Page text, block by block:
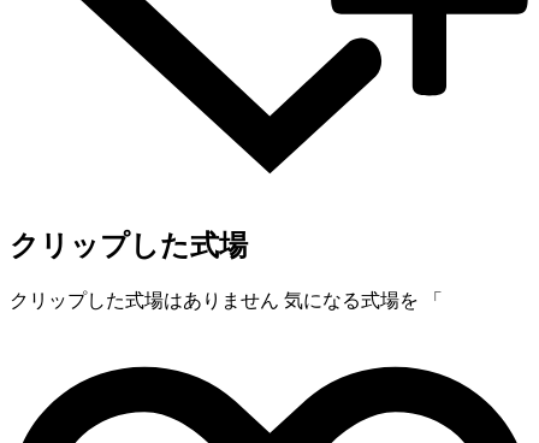
クリップした式場
クリップした式場はありません 気になる式場を 「